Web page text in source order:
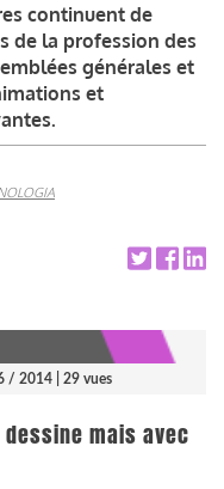
continuent de
de la profession des
générales et
et
/ 2014 | 29 vues
mais avec